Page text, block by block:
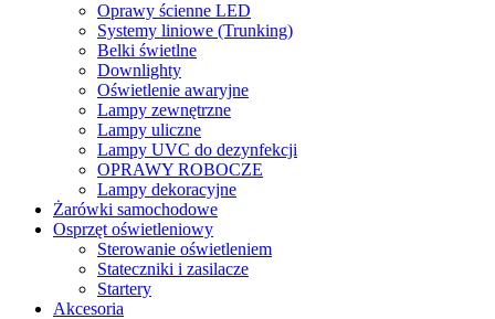
Oprawy ścienne LED
Systemy liniowe (Trunking)
Belki świetlne
Downlighty
Oświetlenie awaryjne
Lampy zewnętrzne
Lampy uliczne
Lampy UVC do dezynfekcji
OPRAWY ROBOCZE
Lampy dekoracyjne
Żarówki samochodowe
Osprzęt oświetleniowy
Sterowanie oświetleniem
Stateczniki i zasilacze
Startery
Akcesoria